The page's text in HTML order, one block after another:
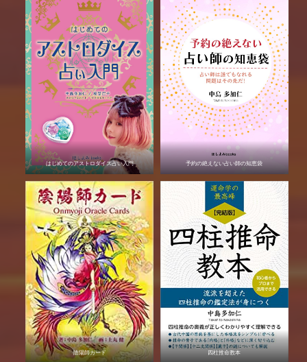
はじめてのアストロダイス占い入門 予約の絶えない占い師の知恵袋
陰陽師カード 四柱推命教本